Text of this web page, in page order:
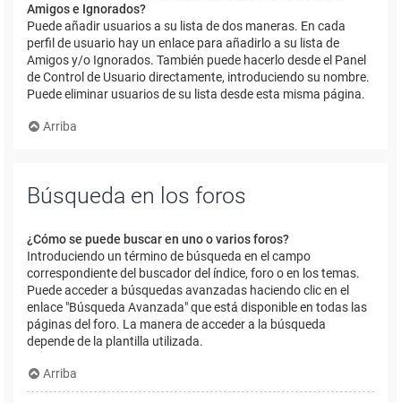
Amigos e Ignorados?
Puede añadir usuarios a su lista de dos maneras. En cada
perfil de usuario hay un enlace para añadirlo a su lista de
Amigos y/o Ignorados. También puede hacerlo desde el Panel
de Control de Usuario directamente, introduciendo su nombre.
Puede eliminar usuarios de su lista desde esta misma página.
Arriba
Búsqueda en los foros
¿Cómo se puede buscar en uno o varios foros?
Introduciendo un término de búsqueda en el campo
correspondiente del buscador del índice, foro o en los temas.
Puede acceder a búsquedas avanzadas haciendo clic en el
enlace "Búsqueda Avanzada" que está disponible en todas las
páginas del foro. La manera de acceder a la búsqueda
depende de la plantilla utilizada.
Arriba